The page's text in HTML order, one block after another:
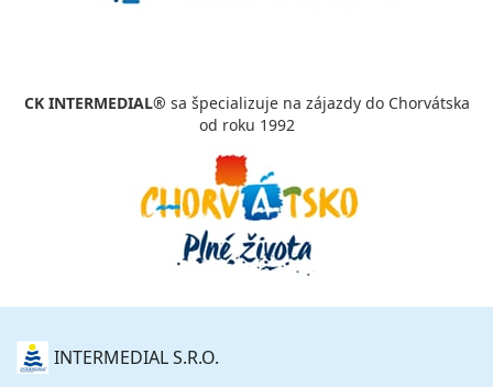
CK INTERMEDIAL® sa špecializuje na zájazdy do Chorvátska
od roku 1992
O
NÁS INTERMEDIAL S.R.O.